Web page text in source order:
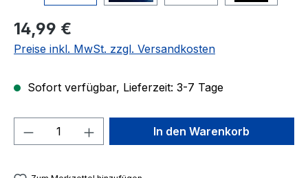
Regulärer Preis:
14,99 €
Preise inkl. MwSt. zzgl. Versandkosten
Sofort verfügbar, Lieferzeit: 3-7 Tage
Produkt Anzahl: Gib denIn den Warenkorb